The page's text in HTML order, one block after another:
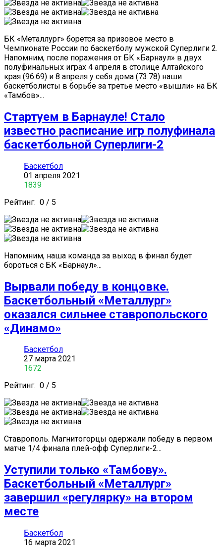
БК «Металлург» борется за призовое место в
Чемпионате России по баскетболу мужской Суперлиги 2.
Напомним, после поражения от БК «Барнаул» в двух
полуфинальных играх 4 апреля в столице Алтайского
края (96:69) и 8 апреля у себя дома (73:78) наши
баскетболисты в борьбе за третье место «вышли» на БК
«Тамбов»...
Стартуем в Барнауле! Стало
известно расписание игр полуфинала
баскетбольной Суперлиги-2
Баскетбол
01 апреля 2021
1839
Рейтинг: 0 / 5
Напомним, наша команда за выход в финал будет
бороться с БК «Барнаул»...
Вырвали победу в концовке.
Баскетбольный «Металлург»
оказался сильнее ставропольского
«Динамо»
Баскетбол
27 марта 2021
1672
Рейтинг: 0 / 5
Ставрополь. Магнитогорцы одержали победу в первом
матче 1/4 финала плей-офф Суперлиги-2...
Уступили только «Тамбову».
Баскетбольный «Металлург»
завершил «регулярку» на втором
месте
Баскетбол
16 марта 2021